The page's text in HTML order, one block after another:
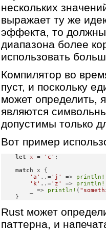
нескольких
выражает ту же
эффекта, то
диапазона более
использовать
Компилятор во
пуст, и поскольку
может определить,
являются
допустимы только
Вот пример
let x = 'c' ;
match x {
'a' ..='j' => println!
'k' ..='z' => println!
        _ =>
println! (
    }
Rust может
паттерна, и